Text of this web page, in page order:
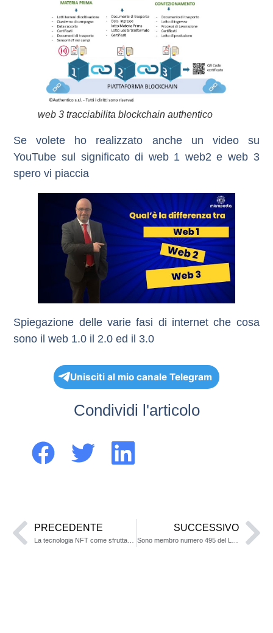
web 3 tracciabilita blockchain authentico
Se volete ho realizzato anche un video su
YouTube sul significato di web 1 web2 e web 3
spero vi piaccia
Spiegazione delle varie fasi di internet che cosa
sono il web 1.0 il 2.0 ed il 3.0
Unisciti al mio canale Telegram
Condividi l'articolo
PRECEDENTE SUCCESSIVO